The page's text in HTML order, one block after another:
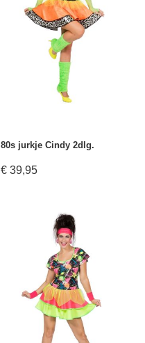
80s jurkje Cindy 2dlg.
€ 39,95